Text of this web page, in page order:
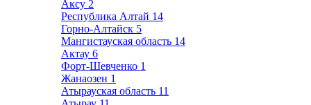
Аксу 2
Республика Алтай 14
Горно-Алтайск 5
Мангистауская область 14
Актау 6
Форт-Шевченко 1
Жанаозен 1
Атырауская область 11